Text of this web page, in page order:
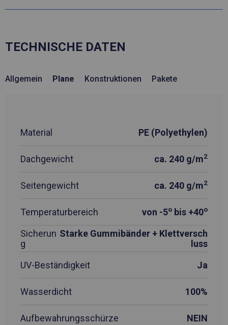
TECHNISCHE DATEN
Allgemein Plane Konstruktionen Pakete
Material PE (Polyethylen)
Dachgewicht ca. 240 g/m2
Seitengewicht ca. 240 g/m2
Temperaturbereich von -5o bis +40o
Sicherun
g
Starke Gummibänder + Klettversch
luss
UV-Beständigkeit
Ja
Wasserdicht 100%
Aufbewahrungsschürze NEIN